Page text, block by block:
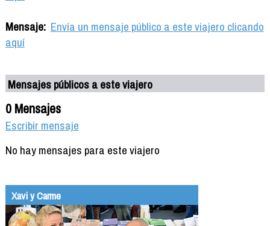
Mensaje: Envía un mensaje público a este viajero clicando
aquí
Mensajes públicos a este viajero
0 Mensajes
Escribir mensaje
No hay mensajes para este viajero
Xavi y Carme